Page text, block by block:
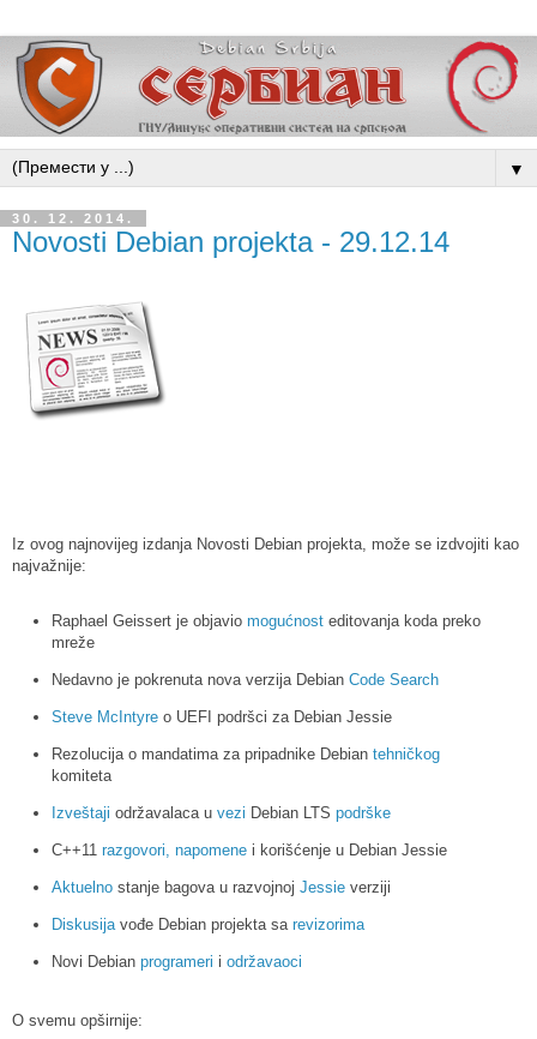
▼
30. 12. 2014.
Novosti Debian projekta - 29.12.14
Iz ovog najnovijeg izdanja Novosti Debian projekta, može se izdvojiti kao
najvažnije:
Raphael Geissert je objavio mogućnosteditovanja koda preko
mreže
Nedavno je pokrenuta nova verzija Debian Code Search
Steve McIntyreo UEFI podršci za Debian Jessie
Rezolucija o mandatima za pripadnike Debian tehničkog
komiteta
Izveštaji održavalaca u vezi Debian LTS podrške
C++11 razgovori, napomenei korišćenje u Debian Jessie
Aktuelnostanje bagova u razvojnoj Jessieverziji
Diskusijavođe Debian projekta sa revizorima
Novi Debian programeri i održavaoci
O svemu opširnije: